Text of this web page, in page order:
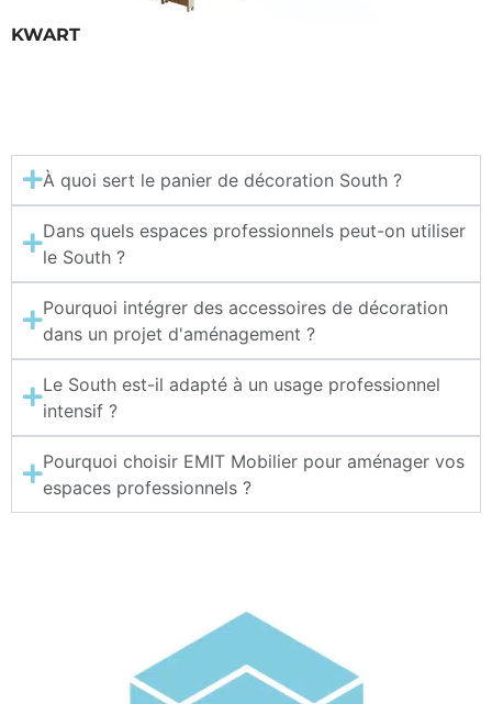
KWART
À quoi sert le panier de décoration South ?
Dans quels espaces professionnels peut-on utiliser
le South ?
Pourquoi intégrer des accessoires de décoration
dans un projet d'aménagement ?
Le South est-il adapté à un usage professionnel
intensif ?
Pourquoi choisir EMIT Mobilier pour aménager vos
espaces professionnels ?